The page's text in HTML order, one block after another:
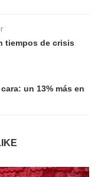
tiempos de crisis
un 13% más en